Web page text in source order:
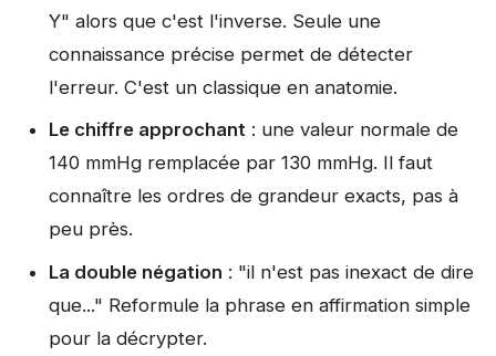
Y" alors que c'est l'inverse. Seule une
connaissance précise permet de détecter
l'erreur. C'est un classique en anatomie.
Le chiffre approchant : une valeur normale de
140 mmHg remplacée par 130 mmHg. Il faut
connaître les ordres de grandeur exacts, pas à
peu près.
La double négation : "il n'est pas inexact de dire
que..." Reformule la phrase en affirmation simple
pour la décrypter.